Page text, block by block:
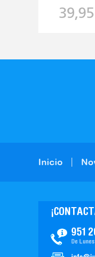
39,95
Inicio
951
De